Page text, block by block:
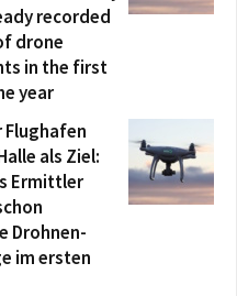
recorded
drone
in the first
year
Flughafen
als Ziel:
Ermittler
Drohnen-
im ersten